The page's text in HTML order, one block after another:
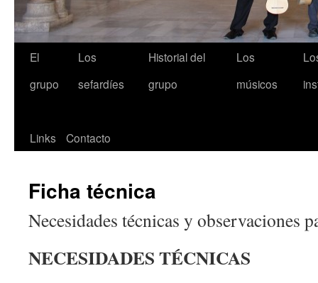
El
grupo
Los
sefardíes
Historial del
grupo
Los
músicos
Links Contacto
Ficha técnica
Necesidades técnicas y observaciones
NECESIDADES TÉCNICAS